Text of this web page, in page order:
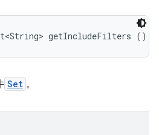
getIncludeFilters ()
Set 。